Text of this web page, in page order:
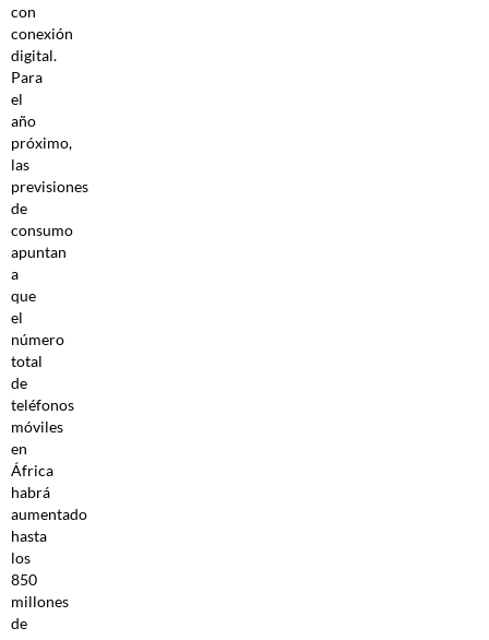
con
conexión
digital.
Para
el
año
próximo,
las
previsiones
de
consumo
apuntan
a
que
el
número
total
de
teléfonos
móviles
en
África
habrá
aumentado
hasta
los
850
millones
de